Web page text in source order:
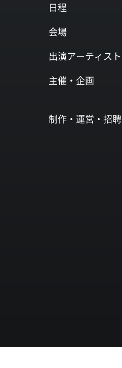
日程
会場
出演アーティスト
主催・企画
制作・運営・ 招聘